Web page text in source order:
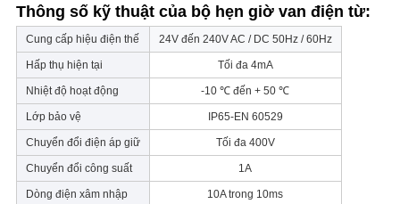
Thông số kỹ thuật của bộ hẹn giờ van điện từ:
Cung cấp hiệu điện thế 24V đến 240V AC / DC 50Hz / 60Hz
Hấp thụ hiện tại Tối đa 4mA
Nhiệt độ hoạt động -10 ℃ đến + 50 ℃
Lớp bảo vệ IP65-EN 60529
Chuyển đổi điện áp giữ Tối đa 400V
Chuyển đổi công suất 1A
Dòng điện xâm nhập 10A trong 10ms